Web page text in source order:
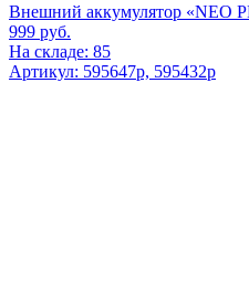
Внешний аккумулятор «NEO
999 руб.
На складе: 85
Артикул: 595647p, 595432p